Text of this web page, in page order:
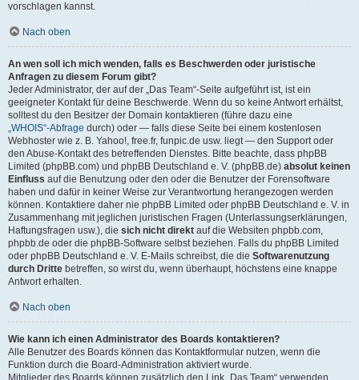
vorschlagen kannst.
Nach oben
An wen soll ich mich wenden, falls es Beschwerden oder juristische
Anfragen zu diesem Forum gibt?
Jeder Administrator, der auf der „Das Team“-Seite aufgeführt ist, ist ein
geeigneter Kontakt für deine Beschwerde. Wenn du so keine Antwort erhältst,
solltest du den Besitzer der Domain kontaktieren (führe dazu eine
„WHOIS“-Abfrage durch) oder — falls diese Seite bei einem kostenlosen
Webhoster wie z. B. Yahoo!, free.fr, funpic.de usw. liegt — den Support oder
den Abuse-Kontakt des betreffenden Dienstes. Bitte beachte, dass phpBB
Limited (phpBB.com) und phpBB Deutschland e. V. (phpBB.de) absolut keinen
Einfluss auf die Benutzung oder den oder die Benutzer der Forensoftware
haben und dafür in keiner Weise zur Verantwortung herangezogen werden
können. Kontaktiere daher nie phpBB Limited oder phpBB Deutschland e. V. in
Zusammenhang mit jeglichen juristischen Fragen (Unterlassungserklärungen,
Haftungsfragen usw.), die sich nicht direkt auf die Websiten phpbb.com,
phpbb.de oder die phpBB-Software selbst beziehen. Falls du phpBB Limited
oder phpBB Deutschland e. V. E-Mails schreibst, die die Softwarenutzung
durch Dritte betreffen, so wirst du, wenn überhaupt, höchstens eine knappe
Antwort erhalten.
Nach oben
Wie kann ich einen Administrator des Boards kontaktieren?
Alle Benutzer des Boards können das Kontaktformular nutzen, wenn die
Funktion durch die Board-Administration aktiviert wurde.
Mitglieder des Boards können zusätzlich den Link „Das Team“ verwenden.